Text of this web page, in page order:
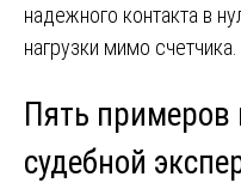
надежного контакта в
нагрузки мимо счетчика.
Пять примеров
судебной